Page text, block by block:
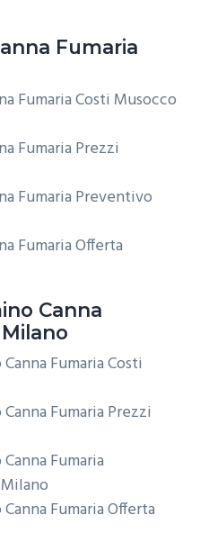
Fumaria
Fumaria Costi Musocco
Fumaria Prezzi
Fumaria Preventivo
Fumaria Offerta
Canna
Fumaria Costi
Fumaria Prezzi
Fumaria
Fumaria Offerta